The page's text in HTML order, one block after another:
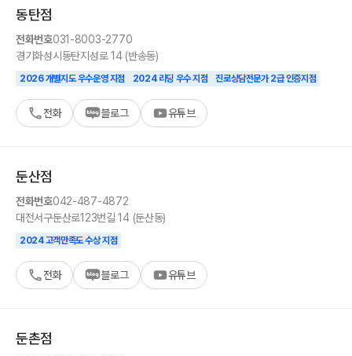
동탄점
전화번호031-8003-2770
경기화성시 동탄지성로 14 (반송동)
2026 개별지도 우수운영 지점 2024 리딩 우수 지점 진로상담전문가 2급 인증지점
전화 블로그 유튜브
둔산점
전화번호042-487-4872
대전서구둔산로123번길 14 (둔산동)
2024 고객만족도 수상 지점
전화 블로그 유튜브
둔촌점